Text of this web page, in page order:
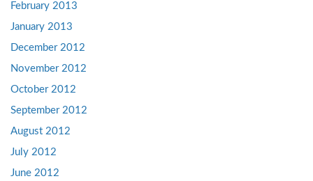
February 2013
January 2013
December 2012
November 2012
October 2012
September 2012
August 2012
July 2012
June 2012